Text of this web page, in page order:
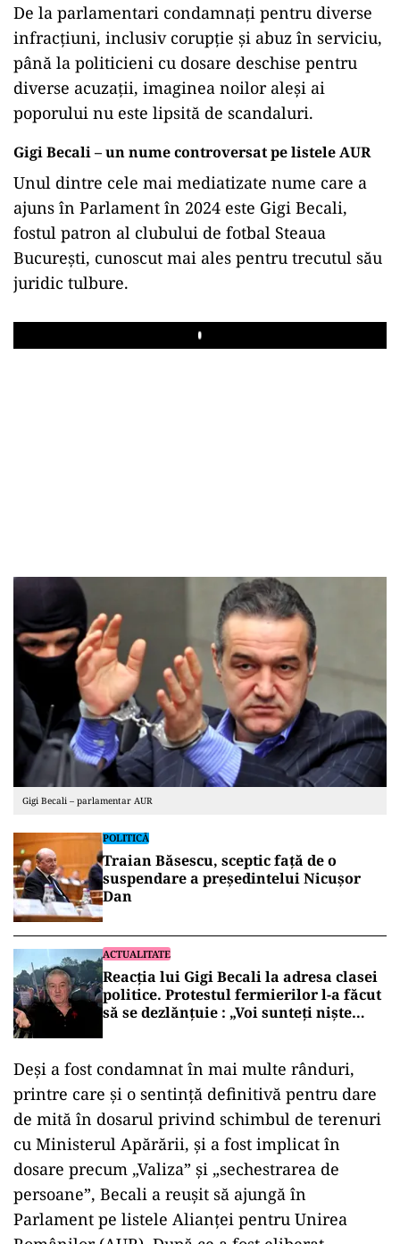
De la parlamentari condamnați pentru diverse
infracțiuni, inclusiv corupție și abuz în serviciu,
până la politicieni cu dosare deschise pentru
diverse acuzații, imaginea noilor aleși ai
poporului nu este lipsită de scandaluri.
Gigi Becali – un nume controversat pe listele AUR
Unul dintre cele mai mediatizate nume care a
ajuns în Parlament în 2024 este Gigi Becali,
fostul patron al clubului de fotbal Steaua
București, cunoscut mai ales pentru trecutul său
juridic tulbure.
Play
Gigi Becali – parlamentar AUR
POLITICĂ
Traian Băsescu, sceptic față de o
suspendare a președintelui Nicușor
Dan
ACTUALITATE
Reacția lui Gigi Becali la adresa clasei
politice. Protestul fermierilor l-a făcut
să se dezlănțuie : „Voi sunteți niște
Deși a fost condamnat în mai multe rânduri,
printre care și o sentință definitivă pentru dare
de mită în dosarul privind schimbul de terenuri
cu Ministerul Apărării, și a fost implicat în
dosare precum „Valiza” și „sechestrarea de
persoane”, Becali a reușit să ajungă în
Parlament pe listele Alianței pentru Unirea